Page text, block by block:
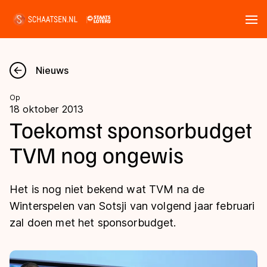
Nieuws
Kalender
Disciplines
Langebaan
Shorttrack
Uitslagen
Langebaan
Marathon
Tijden & historie
Ranglijsten Langebaan
Nieuws
Op
18 oktober 2013
Toekomst sponsorbudget
TVM nog ongewis
Het is nog niet bekend wat TVM na de
Winterspelen van Sotsji van volgend jaar februari
zal doen met het sponsorbudget.